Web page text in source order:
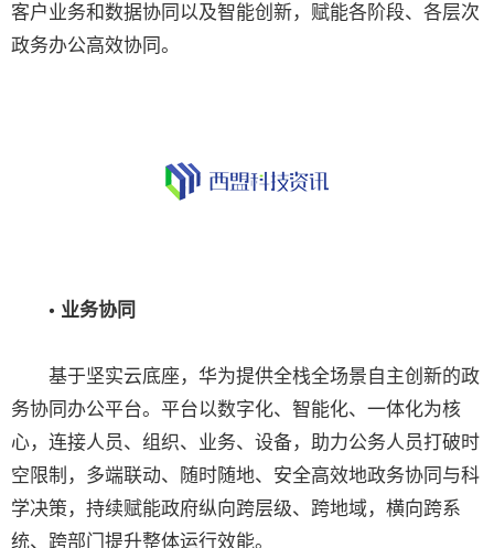
客户业务和数据协同以及智能创新，赋能各阶段、各层次
政务办公高效协同。
• 业务协同
基于坚实云底座，华为提供全栈全场景自主创新的政
务协同办公平台。平台以数字化、智能化、一体化为核
心，连接人员、组织、业务、设备，助力公务人员打破时
空限制，多端联动、随时随地、安全高效地政务协同与科
学决策，持续赋能政府纵向跨层级、跨地域，横向跨系
统、跨部门提升整体运行效能。